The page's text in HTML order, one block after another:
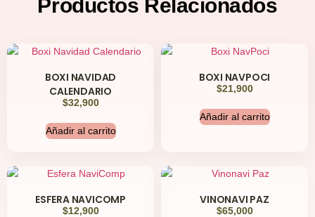
Productos Relacionados
BOXI NAVIDAD
CALENDARIO
$32,900
Añadir al carrito
BOXI NAVPOCI
$21,900
Añadir al carrito
ESFERA NAVICOMP
$12,900
VINONAVI PAZ
$65,000